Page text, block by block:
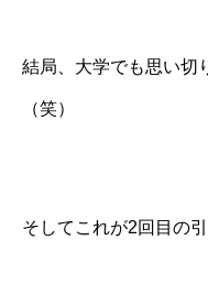
結局、大学でも思い切
（笑）
そしてこれが2回目の